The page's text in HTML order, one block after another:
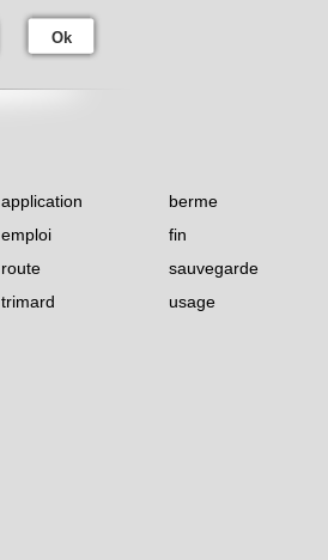
Ok
application
berme
emploi
fin
route
sauvegarde
trimard
usage